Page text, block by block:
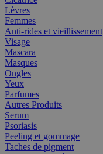
Lèvres
Femmes
Anti-rides et vieillissement
Visage
Mascara
Masques
Ongles
Yeux
Parfumes
Autres Produits
Serum
Psoriasis
Peeling et gommage
Taches de pigment